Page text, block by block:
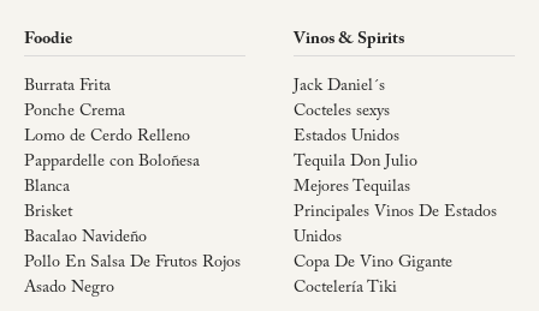
Foodie
Burrata Frita
Ponche Crema
Lomo de Cerdo Relleno
Pappardelle con Boloñesa
Blanca
Brisket
Bacalao Navideño
Pollo En Salsa De Frutos Rojos
Asado Negro
Vinos & Spirits
Jack Daniel´s
Cocteles sexys
Estados Unidos
Tequila Don Julio
Mejores Tequilas
Principales Vinos De Estados
Unidos
Copa De Vino Gigante
Coctelería Tiki